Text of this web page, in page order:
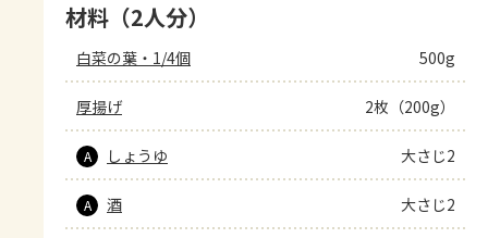
材料（2人分）
白菜の葉・1/4個 500g
厚揚げ 2枚（200g）
A しょうゆ 大さじ2
A 酒 大さじ2